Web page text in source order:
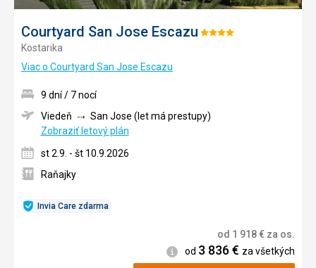
Courtyard San Jose Escazu Hodnotenie:
Kostarika
Viac o Courtyard San Jose Escazu
Invia Care zdarma
9 dní / 7 nocí
Viedeň
San Jose (let má prestupy)
Zobraziť letový plán
st 2.9. - št 10.9.2026
Raňajky
od 1 918€ za os.
Informácie
od 3 836€ za všetkých